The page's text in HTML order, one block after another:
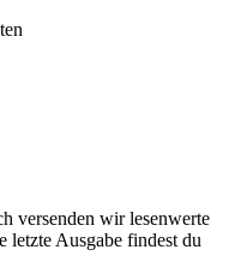
versenden wir lesenwerte
letzte Ausgabe findest du